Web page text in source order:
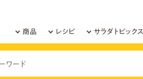
商品 レシピ サラダトピックス